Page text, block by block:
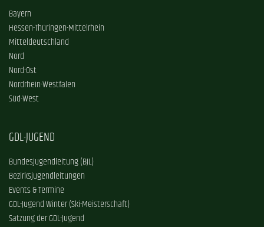
Bayern
Hessen-Thüringen-Mittelrhein
Mitteldeutschland
Nord
Nord-Ost
Nordrhein-Westfalen
Süd-West
GDL-JUGEND
Bundesjugendleitung (BJL)
Bezirksjugendleitungen
Events & Termine
GDL-Jugend Winter (Ski-Meisterschaft)
Satzung der GDL-Jugend